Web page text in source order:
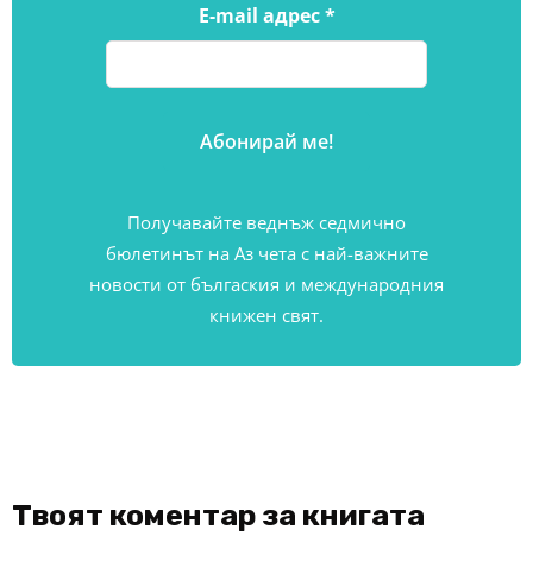
E-mail адрес*
Получавайте веднъж седмично
бюлетинът на Аз чета с най-важните
новости от бългаския и международния
книжен свят.
Твоят коментар за книгата